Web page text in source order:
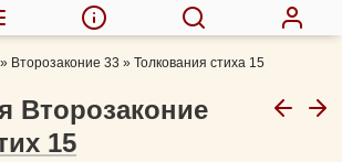
» Второзаконие 33 » Толкования стиха 15
Второзаконие
15